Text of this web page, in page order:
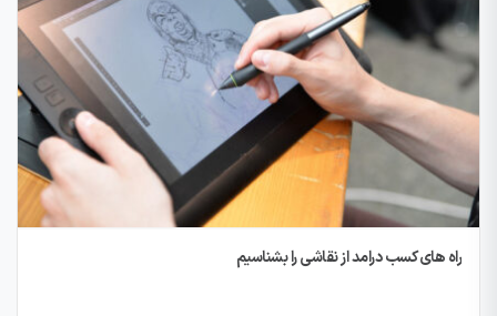
راه های کسب درامد از نقاشی را بشناسیم